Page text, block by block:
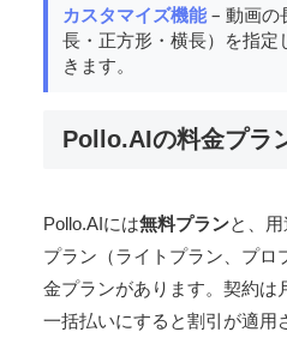
カスタマイズ機能 – 動画の
長・正方形・横長）を指定
きます。
Pollo.AIの料金プラ
Pollo.AIには無料プランと、
プラン（ライトプラン、プロ
金プランがあります​。契約は
一括払いにすると割引が適用